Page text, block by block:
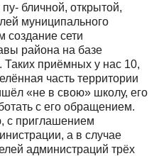
бличной, открытой,
муниципального
создание сети
района на базе
приёмных у нас 10,
часть территории
«не в свою» школу, его
с его обращением.
с приглашением
а в случае
администраций трёх